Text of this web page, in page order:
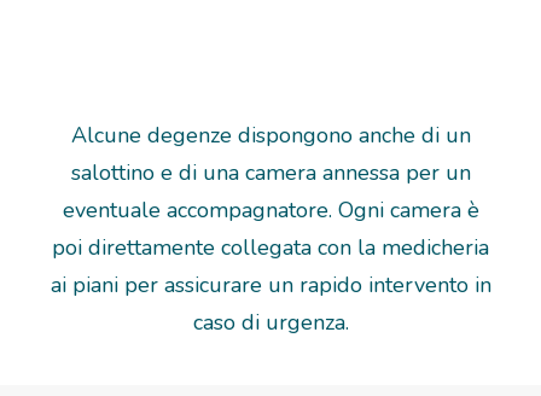
Alcune degenze dispongono anche di un
salottino e di una camera annessa per un
eventuale accompagnatore. Ogni camera è
poi direttamente collegata con la medicheria
ai piani per assicurare un rapido intervento in
caso di urgenza.